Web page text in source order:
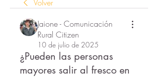
Volver
Jaione - Comunicación
Rural Citizen
10 de julio de 2025
¿Pueden las personas
mayores salir al fresco en